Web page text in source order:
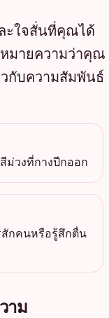
ะใจสั่นที่คุณได้
มายความว่าคุณ
กับความสัมพันธ์
ม่วงที่กางปีกออก
สักคนหรือรู้สึกตื่น
าม